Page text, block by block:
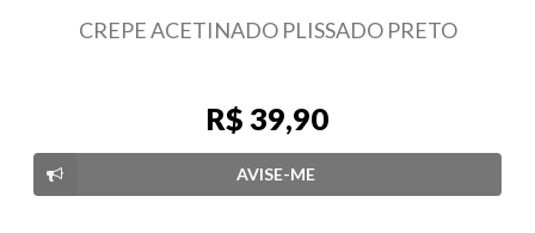
CREPE ACETINADO PLISSADO PRETO
R$ 39,90
AVISE-ME